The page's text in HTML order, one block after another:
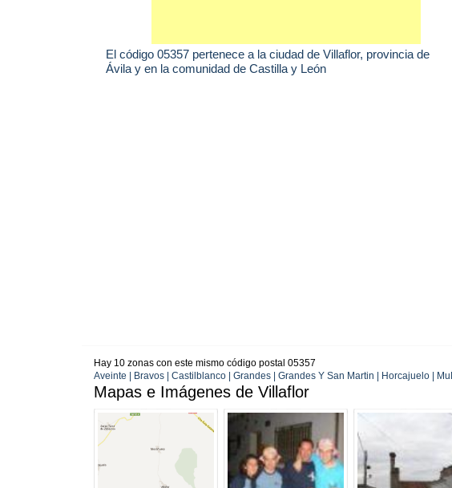
El código 05357 pertenece a la ciudad de Villaflor, provincia de
Ávila y en la comunidad de Castilla y León
Hay 10 zonas con este mismo código postal 05357
Aveinte | Bravos | Castilblanco | Grandes | Grandes Y San Martin | Horcajuelo |
Mapas e Imágenes de Villaflor